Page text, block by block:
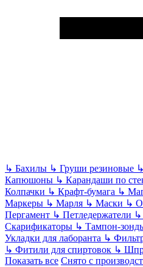
↳ Бахилы ↳ Груши резиновые ↳
Капюшоны ↳ Карандаши по
Колпачки ↳ Крафт-бумага ↳
Маркеры ↳ Марля ↳ Маски ↳
Пергамент ↳ Петледержатели ↳
Скарификаторы ↳ Тампон-
Укладки для лаборанта ↳
↳ Фитили для спиртовок ↳
Показать все Снято с